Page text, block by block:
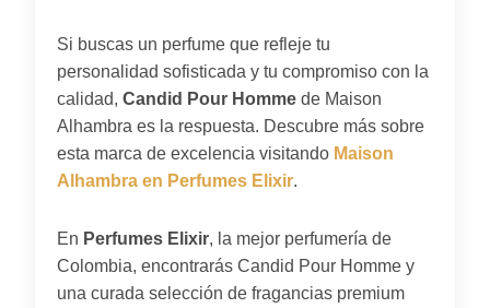
Si buscas un perfume que refleje tu
personalidad sofisticada y tu compromiso con la
calidad, Candid Pour Homme de Maison
Alhambra es la respuesta. Descubre más sobre
esta marca de excelencia visitando Maison
Alhambra en Perfumes Elixir.
En Perfumes Elixir, la mejor perfumería de
Colombia, encontrarás Candid Pour Homme y
una curada selección de fragancias premium